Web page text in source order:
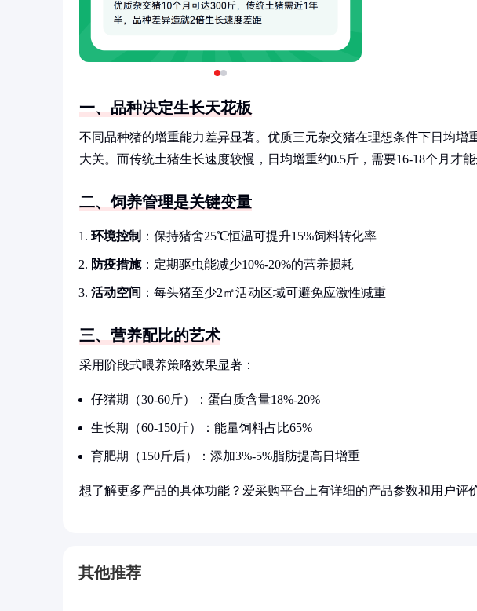
一、品种决定生长天花板
不同品种猪的增重能力差异显著。优质三元杂交猪在理想条件下日均增
大关。而传统土猪生长速度较慢，日均增重约0.5斤，需要16-18个月才能
二、饲养管理是关键变量
环境控制 ：保持猪舍25℃恒温可提升15%饲料转化率
防疫措施：定期驱虫能减少10%-20%的营养损耗
活动空间 ：每头猪至少2㎡活动区域可避免应激性减重
三、营养配比的艺术
采用阶段式喂养策略效果显著：
仔猪期（30-60斤）：蛋白质含量18%-20%
生长期（60-150斤）：能量饲料占比65%
育肥期（150斤后）：添加3%-5%脂肪提高日增重
想了解更多产品的具体功能？爱采购平台上有详细的产品参数和用户评
其他推荐